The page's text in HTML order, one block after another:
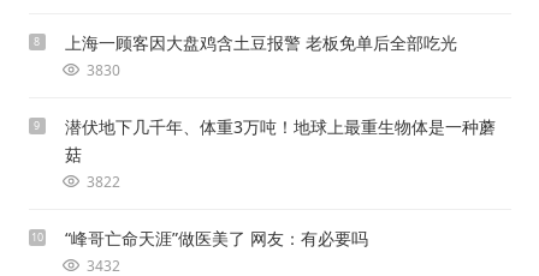
8 上海一顾客因大盘鸡含土豆报警 老板免单后全部吃光
3830
9
潜伏地下几千年、体重3万吨！地球上最重生物体是一种蘑
菇
3822
10 “峰哥亡命天涯”做医美了 网友：有必要吗
3432